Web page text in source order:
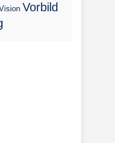
Vorbild